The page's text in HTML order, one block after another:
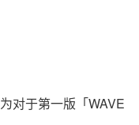
对于第一版「WAVE